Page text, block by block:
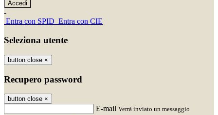
-
Entra con SPID Entra con CIE
Seleziona utente
button close ×
Recupero password
button close ×
E-mail Verrà inviato un messaggio